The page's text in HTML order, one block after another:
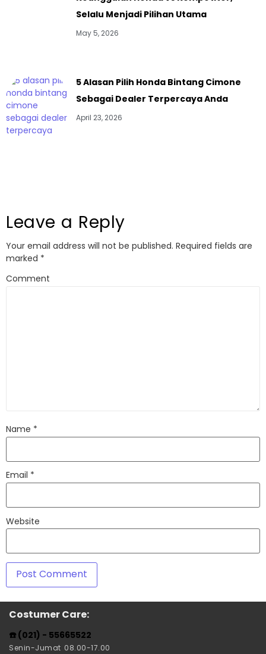
Selalu Menjadi Pilihan Utama
May 5, 2026
5 Alasan Pilih Honda Bintang Cimone
Sebagai Dealer Terpercaya Anda
April 23, 2026
Leave a Reply
Your email address will not be published. Required fields are
marked *
Comment
Name *
Email *
Website
Costumer Care:
☎️ (021) - 55665522
Senin-Jumat 08.00-17.00